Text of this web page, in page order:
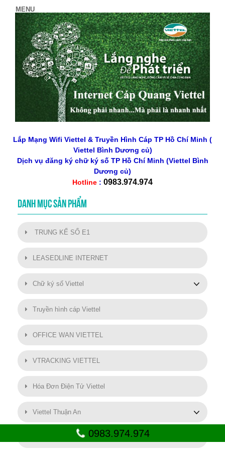
Lắp Mạng Wifi Viettel & Truyền Hình Cáp TP Hồ Chí Minh (
Viettel Bình Dương củ)
Dịch vụ đăng ký chữ ký số TP Hồ Chí Minh (Viettel Bình
Dương củ)
Hotline : 0983.974.974
DANH MỤC SẢN PHẨM
TRUNG KẾ SỐ E1
LEASEDLINE INTERNET
Chữ ký số Viettel
Truyền hình cáp Viettel
OFFICE WAN VIETTEL
VTRACKING VIETTEL
Hóa Đơn Điện Tử Viettel
Viettel Thuận An
SMART MOTOR VIETTEL0983.974.974